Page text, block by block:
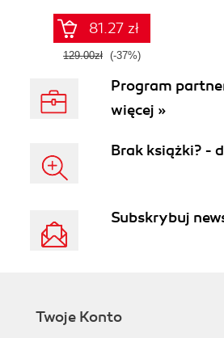
81.27 zł
129.00zł (-37%)
Program
więcej »
Brak książki? -
Subskrybuj
Twoje Konto